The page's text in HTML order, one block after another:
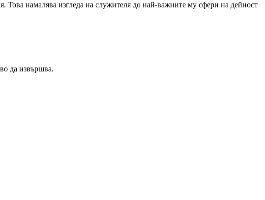
Това намалява изгледа на служителя до най-важните му сфери на дейност
да извършва.